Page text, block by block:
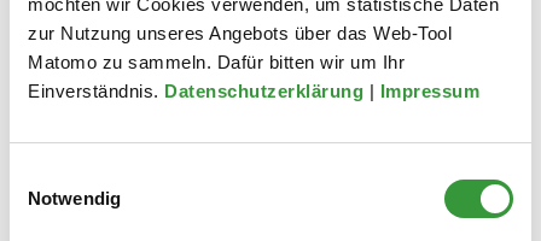
zur Nutzung unseres Angebots über das Web-Tool
Matomo zu sammeln. Dafür bitten wir um Ihr
Einverständnis. Datenschutzerklärung | Impressum
Notwendig
Zur Unterseite
unerschrockene Wort“ seit 1996 alle zwei Jahre in einer der